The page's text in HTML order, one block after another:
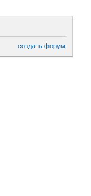
создать форум